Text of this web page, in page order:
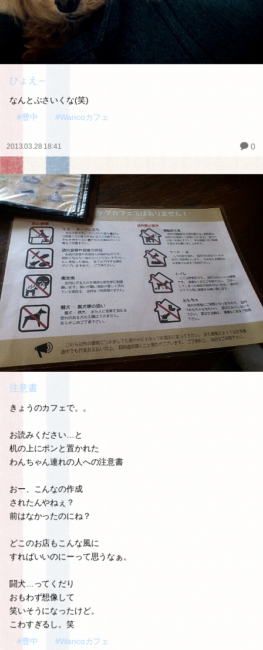
ひょえ～
なんとぶさいくな(笑)
#豊中
#Wancoカフェ
2013.03.28 18:41 0
注意書
きょうのカフェで。。
お読みください…と
机の上にポンと置かれた
わんちゃん連れの人への注意書
おー、こんなの作成
されたんやねぇ？
前はなかったのにね？
どこのお店もこんな風に
すればいいのにーって思うなぁ。
闘犬…ってくだり
おもわず想像して
笑いそうになったけど。
こわすぎるし。笑
#豊中
#Wancoカフェ